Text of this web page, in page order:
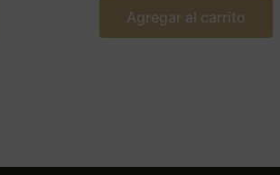
Agregar al carrito